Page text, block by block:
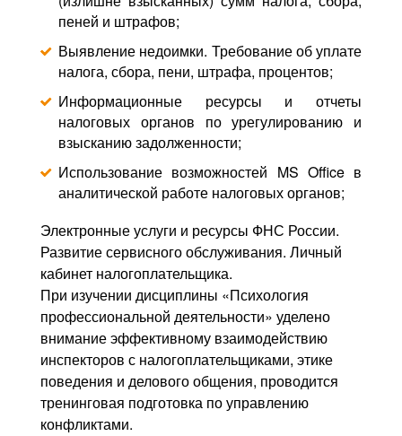
пеней и штрафов;
Выявление недоимки. Требование об уплате
налога, сбора, пени, штрафа, процентов;
Информационные ресурсы и отчеты
налоговых органов по урегулированию и
взысканию задолженности;
Использование возможностей MS Office в
аналитической работе налоговых органов;
Электронные услуги и ресурсы ФНС России.
Развитие сервисного обслуживания. Личный
кабинет налогоплательщика.
При изучении дисциплины «Психология
профессиональной деятельности» уделено
внимание эффективному взаимодействию
инспекторов с налогоплательщиками, этике
поведения и делового общения, проводится
тренинговая подготовка по управлению
конфликтами.